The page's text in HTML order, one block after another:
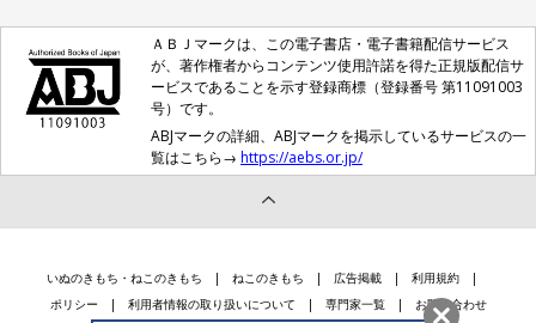
ＡＢＪマークは、この電子書店・電子書籍配信サービス
が、著作権者からコンテンツ使用許諾を得た正規版配信サ
ービスであることを示す登録商標（登録番号 第11091003
号）です。
ABJマークの詳細、ABJマークを掲示しているサービスの一
覧はこちら→ https://aebs.or.jp/
いぬのきもち・ねこのきもち ねこのきもち 広告掲載
利用規約
ポリシー
利用者情報の取り扱いについて 専門家一覧 お問い合わせ